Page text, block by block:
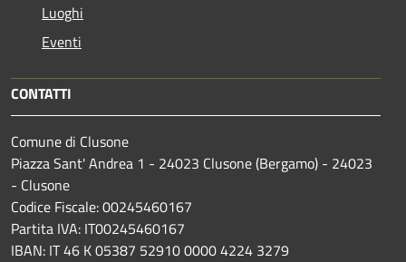
Luoghi
Eventi
CONTATTI
Comune di Clusone
Piazza Sant' Andrea 1 - 24023 Clusone (Bergamo) - 24023
- Clusone
Codice Fiscale: 00245460167
Partita IVA: IT00245460167
IBAN: IT 46 K 05387 52910 0000 4224 3279